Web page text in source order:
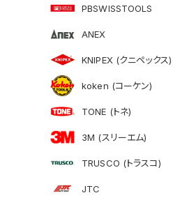
PBSWISSTOOLS
ANEX
KNIPEX (クニペックス)
koken (コーケン)
TONE (トネ)
3M (スリーエム)
TRUSCO (トラスコ)
JTC